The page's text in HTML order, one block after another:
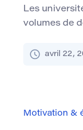
Les
volumes de
l’activité
services de
avril 22,
Motivation &